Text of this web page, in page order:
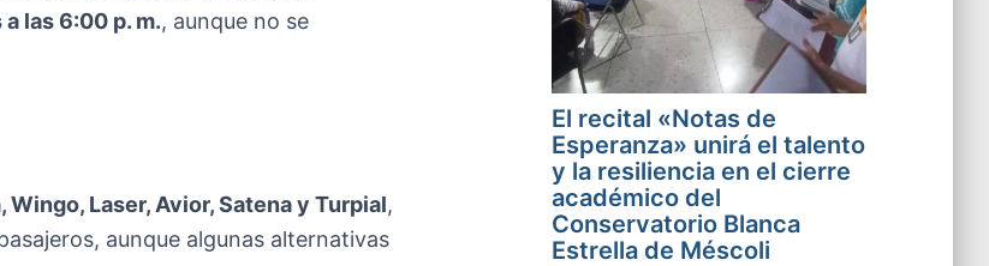
las 6:00 p. m., aunque no se
Wingo, Laser, Avior, Satena y Turpial,
aunque algunas alternativas
El recital «Notas de
Esperanza» unirá el talento
y la resiliencia en el cierre
académico del
Conservatorio Blanca
Estrella de Méscoli